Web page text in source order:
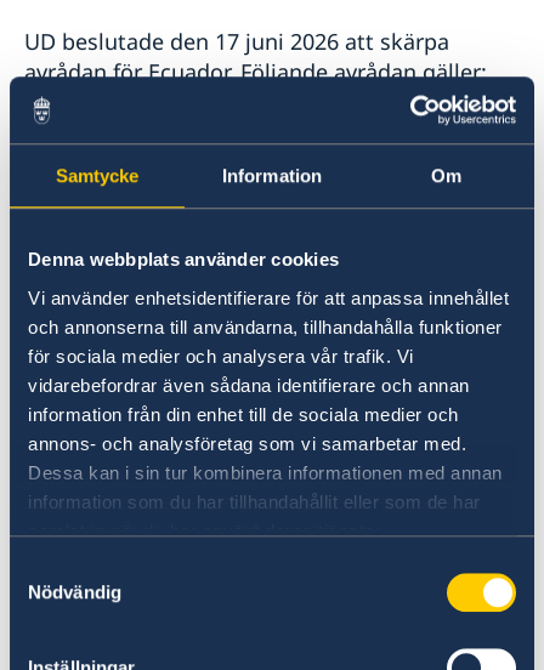
Samtycke Information Om
Denna webbplats använder cookies
Vi använder enhetsidentifierare för att anpassa innehållet
och annonserna till användarna, tillhandahålla funktioner
för sociala medier och analysera vår trafik. Vi
vidarebefordrar även sådana identifierare och annan
information från din enhet till de sociala medier och
annons- och analysföretag som vi samarbetar med.
Dessa kan i sin tur kombinera informationen med annan
information som du har tillhandahållit eller som de har
samlat in när du har använt deras tjänster.
Nödvändig
Svenska företag i utlandet
Anmäla handelshinder
UD beslutade den 17 juni 2026 att skärpa
avrådan för Ecuador. Följande avrådan gäller:
UD avråder från alla resor till den 20 km breda
militärbevakade säkerhetszonen utmed
gränsen mot Colombia med undantag från
motorvägen och staden Tulcán i provinsen
Carchi.
Vidare avråder UD från icke nödvändiga resor
till provinserna: Esmeraldas, Manabí, Santa
Elna, Guayas, El Oro, Santo Domingo de los
Tsáchilas samt Los Rios - med undantag från
Guayaquils internationella flygplats.